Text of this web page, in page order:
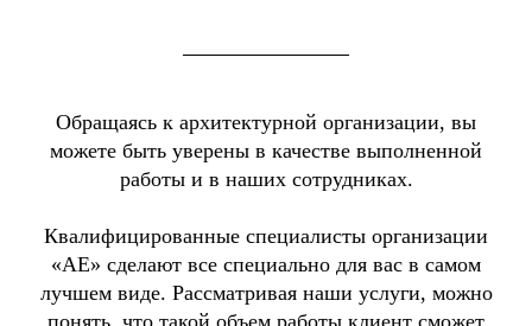
Обращаясь к архитектурной организации, вы
можете быть уверены в качестве выполненной
работы и в наших сотрудниках.
Квалифицированные специалисты организации
«АЕ» сделают все специально для вас в самом
лучшем виде. Рассматривая наши услуги, можно
понять, что такой объем работы клиент сможет